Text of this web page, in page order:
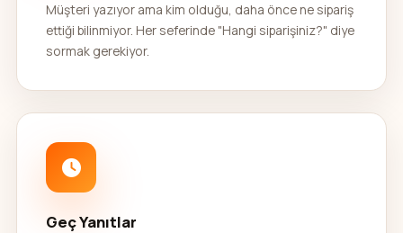
Müşteri yazıyor ama kim olduğu, daha önce ne sipariş
ettiği bilinmiyor. Her seferinde "Hangi siparişiniz?" diye
sormak gerekiyor.
Geç Yanıtlar